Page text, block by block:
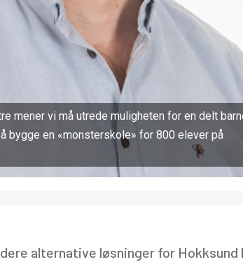
mener vi må utrede muligheten for en delt
bygge en «monsterskole» for 800 elever på
alternative løsninger for